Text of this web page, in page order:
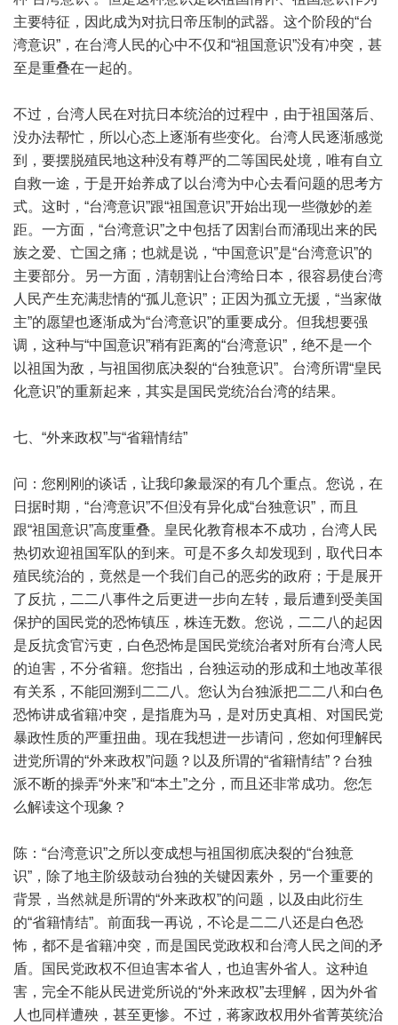
主要特征，因此成为对抗日帝压制的武器。这个阶段的“台
湾意识”，在台湾人民的心中不仅和“祖国意识”没有冲突，甚
至是重叠在一起的。
不过，台湾人民在对抗日本统治的过程中，由于祖国落后、
没办法帮忙，所以心态上逐渐有些变化。台湾人民逐渐感觉
到，要摆脱殖民地这种没有尊严的二等国民处境，唯有自立
自救一途，于是开始养成了以台湾为中心去看问题的思考方
式。这时，“台湾意识”跟“祖国意识”开始出现一些微妙的差
距。一方面，“台湾意识”之中包括了因割台而涌现出来的民
族之爱、亡国之痛；也就是说，“中国意识”是“台湾意识”的
主要部分。另一方面，清朝割让台湾给日本，很容易使台湾
人民产生充满悲情的“孤儿意识”；正因为孤立无援，“当家做
主”的愿望也逐渐成为“台湾意识”的重要成分。但我想要强
调，这种与“中国意识”稍有距离的“台湾意识”，绝不是一个
以祖国为敌，与祖国彻底决裂的“台独意识”。台湾所谓“皇民
化意识”的重新起来，其实是国民党统治台湾的结果。
七、“外来政权”与“省籍情结”
问：您刚刚的谈话，让我印象最深的有几个重点。您说，在
日据时期，“台湾意识”不但没有异化成“台独意识”，而且
跟“祖国意识”高度重叠。皇民化教育根本不成功，台湾人民
热切欢迎祖国军队的到来。可是不多久却发现到，取代日本
殖民统治的，竟然是一个我们自己的恶劣的政府；于是展开
了反抗，二二八事件之后更进一步向左转，最后遭到受美国
保护的国民党的恐怖镇压，株连无数。您说，二二八的起因
是反抗贪官污吏，白色恐怖是国民党统治者对所有台湾人民
的迫害，不分省籍。您指出，台独运动的形成和土地改革很
有关系，不能回溯到二二八。您认为台独派把二二八和白色
恐怖讲成省籍冲突，是指鹿为马，是对历史真相、对国民党
暴政性质的严重扭曲。现在我想进一步请问，您如何理解民
进党所谓的“外来政权”问题？以及所谓的“省籍情结”？台独
派不断的操弄“外来”和“本土”之分，而且还非常成功。您怎
么解读这个现象？
陈：“台湾意识”之所以变成想与祖国彻底决裂的“台独意
识”，除了地主阶级鼓动台独的关键因素外，另一个重要的
背景，当然就是所谓的“外来政权”的问题，以及由此衍生
的“省籍情结”。前面我一再说，不论是二二八还是白色恐
怖，都不是省籍冲突，而是国民党政权和台湾人民之间的矛
盾。国民党政权不但迫害本省人，也迫害外省人。这种迫
害，完全不能从民进党所说的“外来政权”去理解，因为外省
人也同样遭殃，甚至更惨。不过，蒋家政权用外省菁英统治